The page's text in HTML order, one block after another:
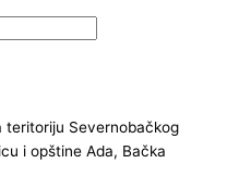
Severnobačkog
i opštine Ada, Bačka